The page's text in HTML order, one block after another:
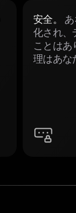
安全。
化され、
ことはあ
理はあな